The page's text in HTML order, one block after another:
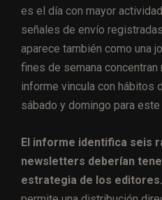
es el día con mayor
señales de envío
aparece también como una
fines de semana concentran
informe vincula con hábitos
sábado y domingo para
El informe identifica seis
newsletters deberían
estrategia de los editores.